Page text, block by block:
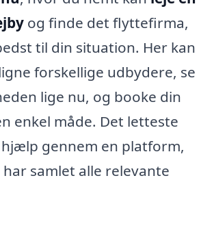
og finde det flyttefirma,
til din situation. Her kan
forskellige udbydere, se
lige nu, og booke din
enkel måde. Det letteste
gennem en platform,
samlet alle relevante